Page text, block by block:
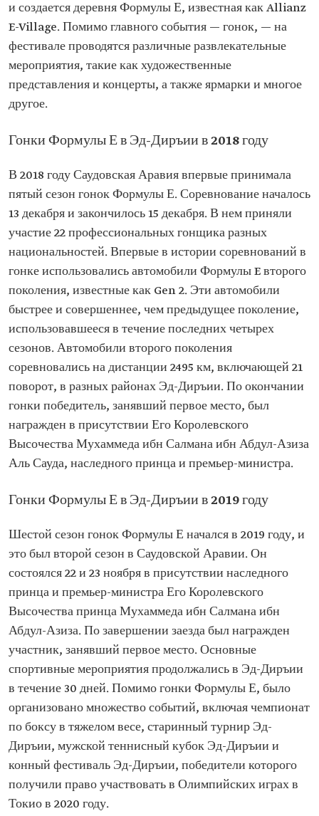
и создается деревня Формулы Е, известная как Allianz
E-Village. Помимо главного события — гонок, — на
фестивале проводятся различные развлекательные
мероприятия, такие как художественные
представления и концерты, а также ярмарки и многое
другое.
Гонки Формулы Е в Эд-Диръии в 2018 году
В 2018 году Саудовская Аравия впервые принимала
пятый сезон гонок Формулы Е. Соревнование началось
13 декабря и закончилось 15 декабря. В нем приняли
участие 22 профессиональных гонщика разных
национальностей. Впервые в истории соревнований в
гонке использовались автомобили Формулы E второго
поколения, известные как Gen 2. Эти автомобили
быстрее и совершеннее, чем предыдущее поколение,
использовавшееся в течение последних четырех
сезонов. Автомобили второго поколения
соревновались на дистанции 2495 км, включающей 21
поворот, в разных районах Эд-Диръии. По окончании
гонки победитель, занявший первое место, был
награжден в присутствии Его Королевского
Высочества Мухаммеда ибн Салмана ибн Абдул-Азиза
Аль Сауда, наследного принца и премьер-министра.
Гонки Формулы Е в Эд-Диръии в 2019 году
Шестой сезон гонок Формулы Е начался в 2019 году, и
это был второй сезон в Саудовской Аравии. Он
состоялся 22 и 23 ноября в присутствии наследного
принца и премьер-министра Его Королевского
Высочества принца Мухаммеда ибн Салмана ибн
Абдул-Азиза. По завершении заезда был награжден
участник, занявший первое место. Основные
спортивные мероприятия продолжались в Эд-Диръии
в течение 30 дней. Помимо гонки Формулы Е, было
организовано множество событий, включая чемпионат
по боксу в тяжелом весе, старинный турнир Эд-
Диръии, мужской теннисный кубок Эд-Диръии и
конный фестиваль Эд-Диръии, победители которого
получили право участвовать в Олимпийских играх в
Токио в 2020 году.